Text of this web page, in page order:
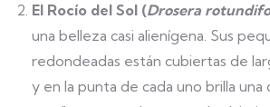
El Rocío del Sol (Drosera
una belleza casi alienígena. Sus
redondeadas están cubiertas de
y en la punta de cada uno brilla